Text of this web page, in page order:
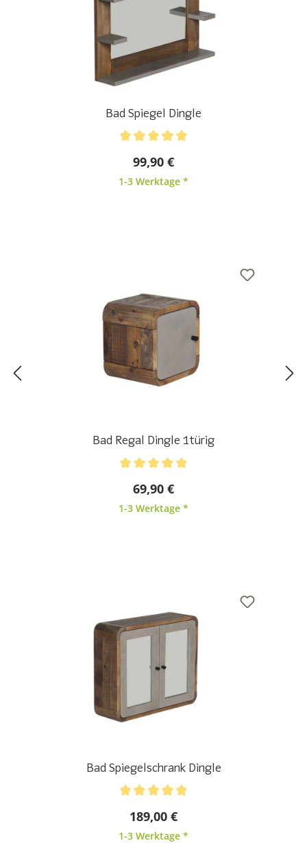
Bad Spiegel Dingle
99,90 €
1-3 Werktage *
Bad Regal Dingle 1türig
69,90 €
1-3 Werktage *
Bad Spiegelschrank Dingle
189,00 €
1-3 Werktage *